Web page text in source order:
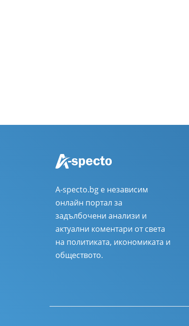
A-specto.bg е независим
онлайн портал за
задълбочени анализи и
актуални коментари от света
на политиката, икономиката и
обществото.